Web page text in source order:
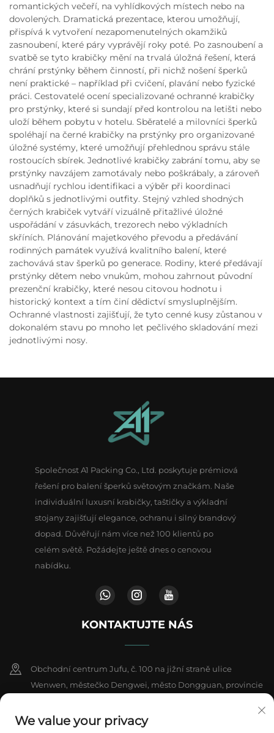
romantických večeří, na vyhlídkových místech nebo na
dovolených. Dramatická prezentace, kterou umožňují,
přispívá k vytvoření nezapomenutelných okamžiků
zasnoubení, které páry vyprávějí roky poté. Po zasnoubení a
svatbě se tyto krabičky mění na trvalá úložná řešení, která
chrání prstýnky během činností, při nichž nošení šperků
není praktické – například při cvičení, plavání nebo fyzické
práci. Cestovatelé ocení specializované ochranné krabičky
pro prstýnky, které si sundají před kontrolou na letišti nebo
uloží během pobytu v hotelu. Sběratelé a milovníci šperků
spoléhají na černé krabičky na prstýnky pro organizované
úložné systémy, které umožňují přehlednou správu stále
rostoucích sbírek. Jednotlivé krabičky zabrání tomu, aby se
prstýnky navzájem zamotávaly nebo poškrábaly, a zároveň
usnadňují rychlou identifikaci a výběr při koordinaci
doplňků s jednotlivými outfity. Stejný vzhled shodných
černých krabiček vytváří vizuálně přitažlivé úložné
uspořádání v zásuvkách, trezorech nebo výkladních
skříních. Plánování majetkového převodu a předávání
rodinných památek využívá kvalitního balení, které
zachovává stav šperků po generace. Rodiny, které předávají
prstýnky dětem nebo vnukům, mohou zahrnout původní
prezenční krabičky, které nesou citovou hodnotu i
historický kontext a tím činí dědictví smysluplnějším.
Ochranné vlastnosti zajišťují, že tyto cenné kusy zůstanou v
dokonalém stavu po mnoho let pečlivého skladování mezi
jednotlivými nosy.
Společnost A1 Packing Co., Ltd. poskytuje prémiová
řešení pro balení šperků světovým značkám. Naše
individuální luxusní krabičky, taštičky a výkladní
stojany zajišťují elegance, ochranu i silný brandový
dopad. Důvěřují nám více než 100 klientů po
celém světě. Požádejte ještě dnes o cenovou
nabídku.
KONTAKTUJTE NÁS
Obchodní centrum Jufu, č. 100 na jižní straně ulice
Wenwen, městečko Dengwei, město Dongguan, provincie
+86-18802602550
We value your privacy